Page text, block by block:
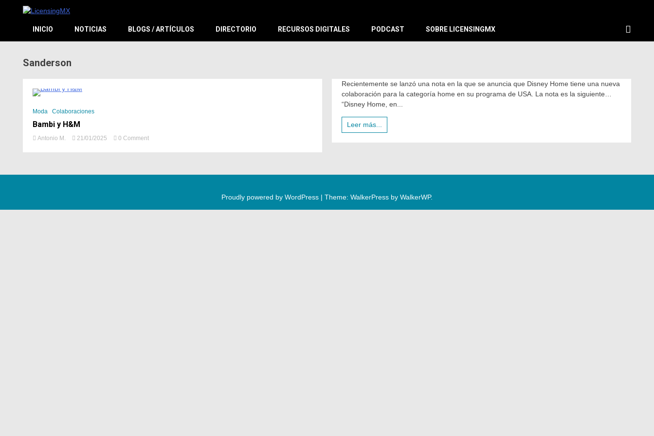
LicensingMX
INICIO
NOTICIAS BLOGS / ARTÍCULOS DIRECTORIO RECURSOS DIGITALES PODCAST SOBRE LICENSINGMX
Sanderson
Moda
Colaboraciones
Bambi y H&M
Antonio M. 21/01/2025 0 Comment
Recientemente se lanzó una nota en la que se anuncia que Disney Home tiene una nueva
colaboración para la categoría home en su programa de USA. La nota es la siguiente…
“Disney Home, en...
Leer más...
Proudly powered by WordPress | Theme: WalkerPress by WalkerWP.